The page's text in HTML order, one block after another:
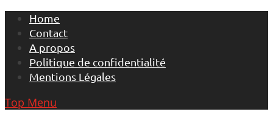
Skip
content
Home
Contact
A propos
Politique de confidentialité
Mentions Légales
Top Menu